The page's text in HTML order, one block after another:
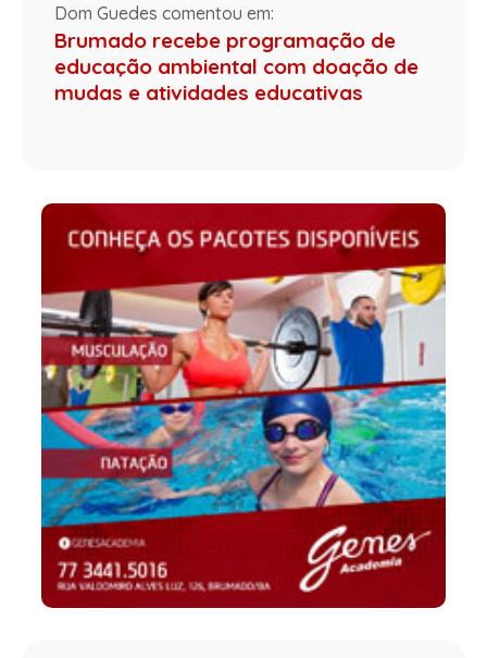
Dom Guedes comentou em:
Brumado recebe programação de
educação ambiental com doação de
mudas e atividades educativas